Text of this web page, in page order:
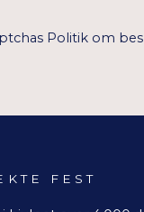
Politik om
FEST